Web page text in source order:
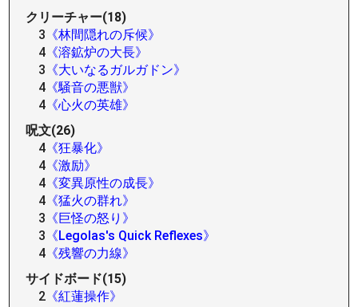
クリーチャー(18)
3 《林間隠れの斥候》
4 《溶鉱炉の大長》
3 《大いなるガルガドン》
4 《騒音の悪獣》
4 《心火の英雄》
呪文(26)
4 《狂暴化》
4 《激励》
4 《変異原性の成長》
4 《猛火の群れ》
3 《巨怪の怒り》
3 《Legolas's Quick Reflexes》
4 《残響の力線》
サイドボード(15)
2 《紅蓮操作》